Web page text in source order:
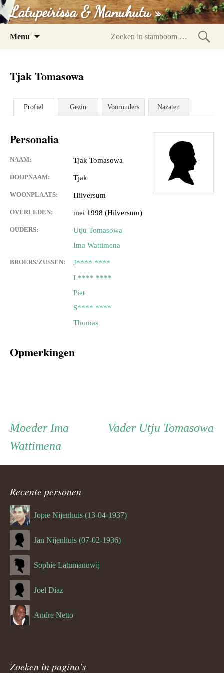
Latupeirissa & Manuhutu »
Menu
Tjak Tomasowa
Profiel Gezin Voorouders Nazaten
Personalia
NAAM: Tjak Tomasowa
DOOPNAAM: Tjak
WOONPLAATS: Hilversum
OVERLEDEN: mei 1998 (Hilversum)
OUDERS:
Utju Tomasowa
Ima Wattimena
BROERS/ZUSSEN:
J**** ****
L**** ****
Piet
S**** ****
Thomas
Opmerkingen
Persoon
ouder
navigatie
Vader Vader
Utju Tomasowa
Moeder Moeder
Ima
Wattimena
Recente personen
Jopie Nijenhuis (13-04-1937)
Jan Nijenhuis (07-02-1936)
Sophie Latumanuwij
Joel Diaz
Andre Netto
Zoeken in pagina’s